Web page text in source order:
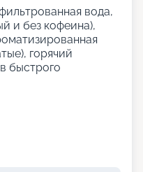
вода,
и без кофеина),
горячий
быстрого